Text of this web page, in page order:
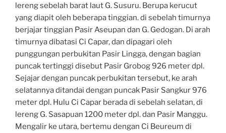
lereng sebelah barat laut G. Susuru. Berupa kerucut
yang diapit oleh beberapa tinggian. di sebelah timurnya
berjajar tinggian Pasir Aseupan dan G. Gedogan. Di arah
timurnya dibatasi Ci Capar, dan dipagari oleh
punggungan perbukitan Pasir Lingga, dengan bagian
puncak tertinggi disebut Pasir Grobog 926 meter dpl.
Sejajar dengan puncak perbukitan tersebut, ke arah
selatannya ditandai dengan puncak Pasir Sangkur 976
meter dpl. Hulu Ci Capar berada di sebelah selatan, di
lereng G. Sasapuan 1200 meter dpl. dan Pasir Manggu.
Mengalir ke utara, bertemu dengan Ci Beureum di